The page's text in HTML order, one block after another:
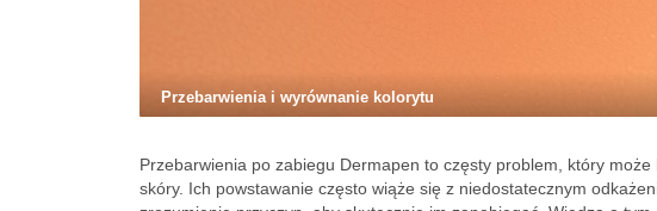
Przebarwienia i wyrównanie kolorytu
Przebarwienia po zabiegu Dermapen to częsty problem, który
skóry. Ich powstawanie często wiąże się z niedostatecznym